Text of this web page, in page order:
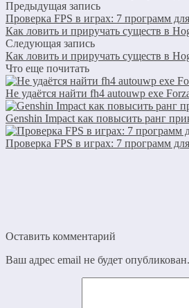
Предыдущая запись
Проверка FPS в играх: 7 программ
Как ловить и приручать существ в
Следующая запись
Как ловить и приручать существ в
Что еще почитать
Не удаётся найти fh4 autouwp exe
Genshin Impact как повысить ранг
Проверка FPS в играх: 7 программ
Оставить комментарий
Ваш адрес email не будет опубликован.